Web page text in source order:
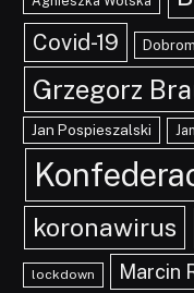
Covid-19
Grzegorz
Jan Pospieszalski
koronawirus
lockdown Marcin